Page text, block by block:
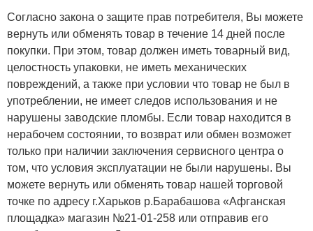
Согласно закона о защите прав потребителя, Вы можете
вернуть или обменять товар в течение 14 дней после
покупки. При этом, товар должен иметь товарный вид,
целостность упаковки, не иметь механических
повреждений, а также при условии что товар не был в
употреблении, не имеет следов использования и не
нарушены заводские пломбы. Если товар находится в
нерабочем состоянии, то возврат или обмен возможет
только при наличии заключения сервисного центра о
том, что условия эксплуатации не были нарушены. Вы
можете вернуть или обменять товар нашей торговой
точке по адресу г.Харьков р.Барабашова «Афганская
площадка» магазин №21-01-258 или отправив его